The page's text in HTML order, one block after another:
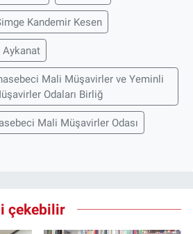
Kandemir Kesen
Aykanat
Mali Müşavirler ve Yeminli
Odaları Birliğ
Mali Müşavirler Odası
çekebilir